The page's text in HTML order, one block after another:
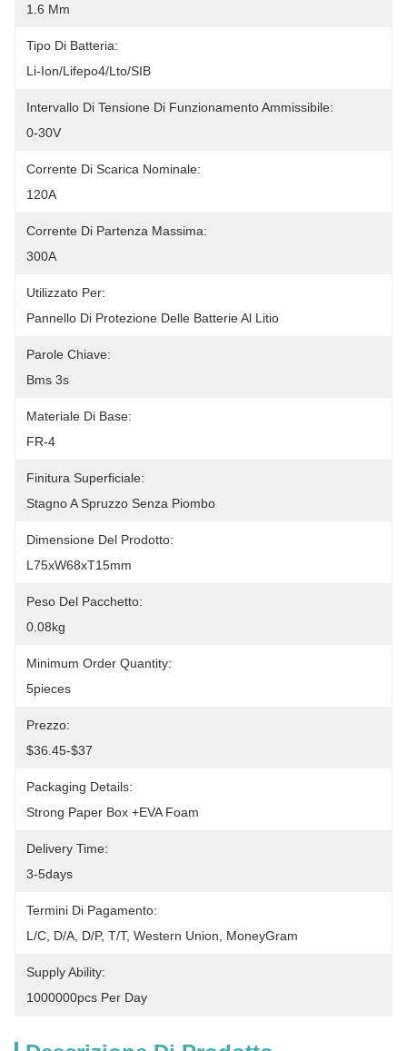
1.6 Mm
Tipo Di Batteria:
Li-Ion/Lifepo4/Lto/SIB
Intervallo Di Tensione Di Funzionamento Ammissibile:
0-30V
Corrente Di Scarica Nominale:
120A
Corrente Di Partenza Massima:
300A
Utilizzato Per:
Pannello Di Protezione Delle Batterie Al Litio
Parole Chiave:
Bms 3s
Materiale Di Base:
FR-4
Finitura Superficiale:
Stagno A Spruzzo Senza Piombo
Dimensione Del Prodotto:
L75xW68xT15mm
Peso Del Pacchetto:
0.08kg
Minimum Order Quantity:
5pieces
Prezzo:
$36.45-$37
Packaging Details:
Strong Paper Box +EVA Foam
Delivery Time:
3-5days
Termini Di Pagamento:
L/C, D/A, D/P, T/T, Western Union, MoneyGram
Supply Ability:
1000000pcs Per Day